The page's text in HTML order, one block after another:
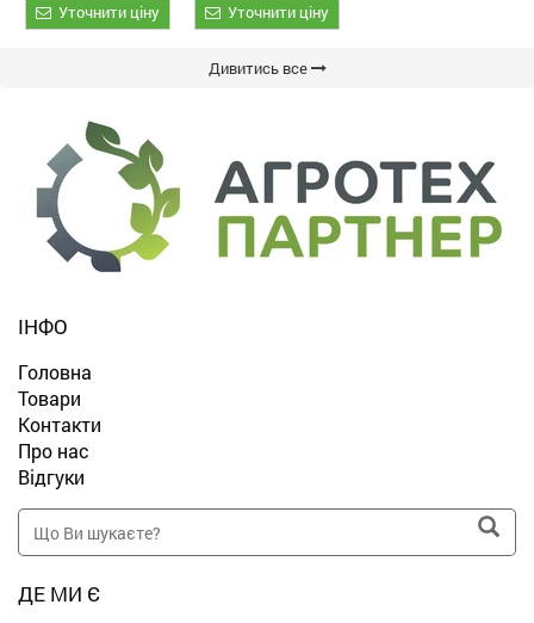
Уточнити ціну Уточнити ціну
Дивитись все
ІНФО
Головна
Товари
Контакти
Про нас
Відгуки
ДЕ МИ Є